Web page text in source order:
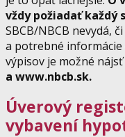
vždy požiadať každý
SBCB/NBCB nevydá,
a potrebné
výpisov je možné
a www.nbcb.sk.
Úverový
vybavení